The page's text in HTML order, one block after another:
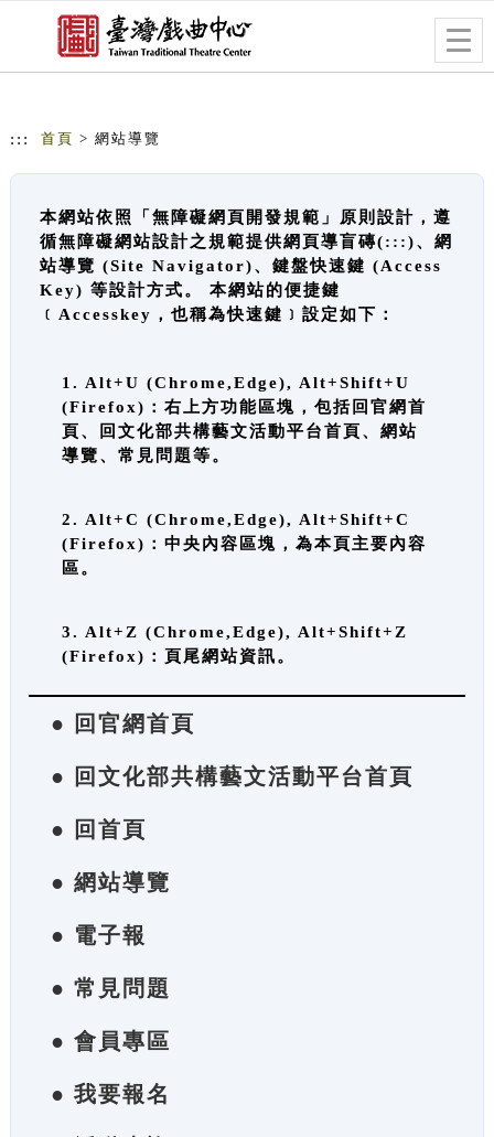
跳到主要內容
網站導覽
::: 首頁 > 網站導覽
本網站依照「無障礙網頁開發規範」原則設計，遵
循無障礙網站設計之規範提供網頁導盲磚(:::)、網
站導覽 (Site Navigator)、鍵盤快速鍵 (Access
Key) 等設計方式。 本網站的便捷鍵
﹝Accesskey，也稱為快速鍵﹞設定如下：
1. Alt+U (Chrome,Edge), Alt+Shift+U
(Firefox)：右上方功能區塊，包括回官網首
頁、回文化部共構藝文活動平台首頁、網站
導覽、常見問題等。
2. Alt+C (Chrome,Edge), Alt+Shift+C
(Firefox)：中央內容區塊，為本頁主要內容
區。
3. Alt+Z (Chrome,Edge), Alt+Shift+Z
(Firefox)：頁尾網站資訊。
● 回官網首頁
● 回文化部共構藝文活動平台首頁
● 回首頁
● 網站導覽
● 電子報
● 常見問題
● 會員專區
● 我要報名